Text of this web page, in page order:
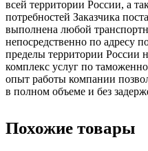
всей территории России, а
потребностей Заказчика
выполнена любой
непосредственно по адресу
пределы территории России
комплекс услуг по
опыт работы компании
в полном объеме и без
Похожие товары